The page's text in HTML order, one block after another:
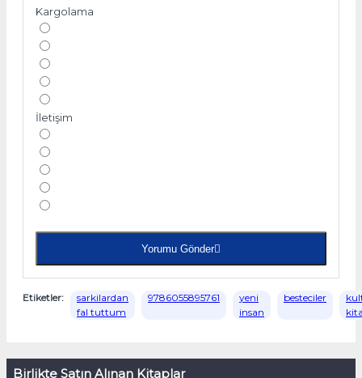
Kargolama
İletişim
Yorumu Gönder
Etiketler:
sarkilardan
fal tuttum
9786055895761
yeni
insan
besteciler
Birlikte Satın Alınan Kitaplar